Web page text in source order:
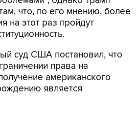
что, по его мнению, более
на этот раз пройдут
суд США постановил, что
права на
американского
является